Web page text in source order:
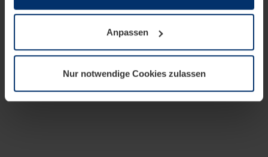
wenn diese für den Betrieb dieser Seite unbedingt
notwendig sind. Für alle anderen Cookie-Typen benötigen
wir Ihre Erlaubnis. Ihre Einwilligung können Sie jederzeit
Datenschutzerklärungunserer Website ändern oder
widerrufen.
Anpassen
Nur notwendige Cookies zulassen